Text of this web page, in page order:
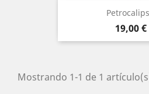
Precio
19,00 €
Mostrando 1-1 de 1